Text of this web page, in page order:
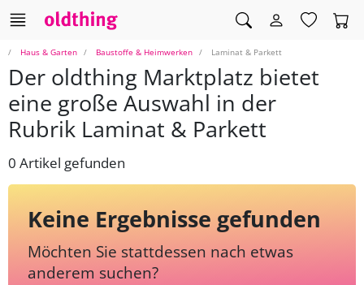
Haus & Garten Baustoffe & Heimwerken Laminat & Parkett
Der oldthing Marktplatz bietet
eine große Auswahl in der
Rubrik Laminat & Parkett
0 Artikel gefunden
Keine Ergebnisse gefunden
Möchten Sie stattdessen nach etwas
anderem suchen?